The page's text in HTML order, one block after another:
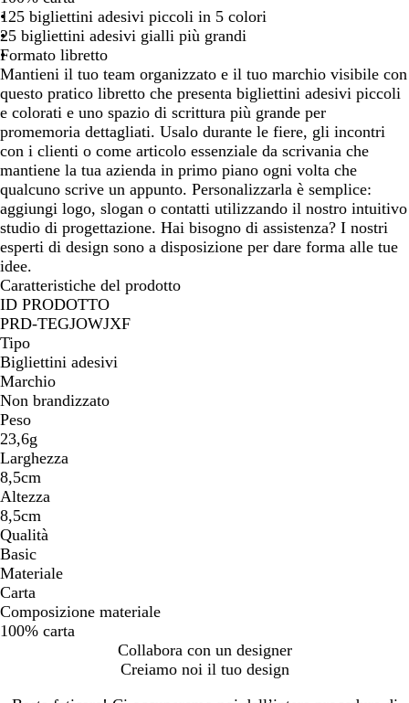
e125 bigliettini adesivi piccoli in 5 colori
25 bigliettini adesivi gialli più grandi
Formato libretto
Mantieni il tuo team organizzato e il tuo marchio visibile con
questo pratico libretto che presenta bigliettini adesivi piccoli
e colorati e uno spazio di scrittura più grande per
promemoria dettagliati. Usalo durante le fiere, gli incontri
con i clienti o come articolo essenziale da scrivania che
mantiene la tua azienda in primo piano ogni volta che
qualcuno scrive un appunto. Personalizzarla è semplice:
aggiungi logo, slogan o contatti utilizzando il nostro intuitivo
studio di progettazione. Hai bisogno di assistenza? I nostri
esperti di design sono a disposizione per dare forma alle tue
idee.
Caratteristiche del prodotto
ID PRODOTTO
PRD-TEGJOWJXF
Tipo
Bigliettini adesivi
Marchio
Non brandizzato
Peso
23,6g
Larghezza
8,5cm
Altezza
8,5cm
Qualità
Basic
Materiale
Carta
Composizione materiale
100% carta
Collabora con un designer
Creiamo noi il tuo design